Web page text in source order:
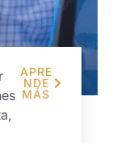
APRE
NDE
MÁS